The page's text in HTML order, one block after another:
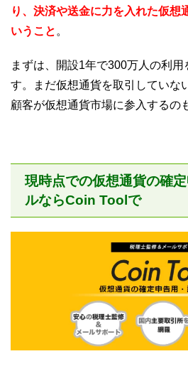
り、決済や送金に力を入れた仮想
いうこと 。
まずは、開設1年で300万人の利
す。まだ仮想通貨を取引していな
顧客が仮想通貨市場に参入するの
現時点での仮想通貨の確
ルならCoin Toolで